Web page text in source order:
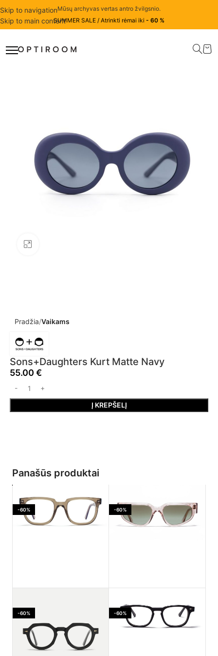
Skip to navigation
Skip to main content
Mūsų archyvas vertas antro žvilgsnio.
SUMMER SALE / Atrinkti rėmai iki - 60 %
Pradžia Vaikams
Sons+Daughters Kurt Matte Navy
55.00 €
Į KREPŠELĮ
Panašūs produktai
-60%
light
425.00€ 170.00€
-60%
Dustlight
455.00€ 182.00€
-60% -60%